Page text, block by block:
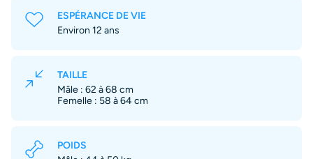
ESPÉRANCE DE VIE
Environ 12 ans
TAILLE
Mâle : 62 à 68 cm
Femelle : 58 à 64 cm
POIDS